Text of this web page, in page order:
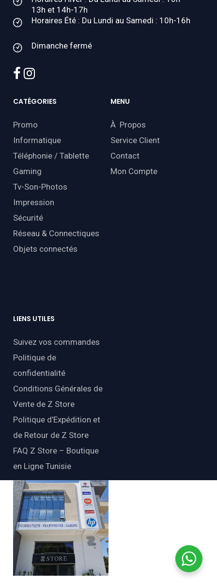
13h et 14h-17h
Horaires Été : Du Lundi au Samedi : 10h-16h
Dimanche fermé
facebook
instagram
CATÉGORIES
Promo
Informatique
Téléphonie / Tablette
Gaming
Tv-Son-Photos
Impression
Sécurité
Réseau & Connectiques
Objets connectés
MENU
À Propos
Service Client
Contact
Mon Compte
LIENS UTILES
Suivez vos commandes
Politique de
confidentialité
Conditions Générales de
Vente de Z Store
Politique d’Expédition et
de Retour de Z Store
FAQ Z Store – Boutique
en Ligne Tunisie